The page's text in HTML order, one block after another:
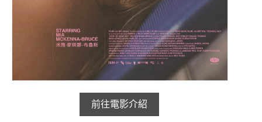
前往電影介紹
加入iShow
會員Q&A